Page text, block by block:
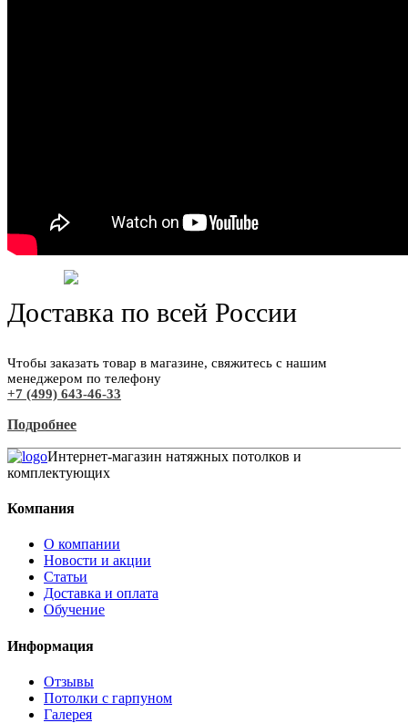
Доставка по всей России
Чтобы заказать товар в магазине, свяжитесь с нашим
менеджером по телефону
+7 (499) 643-46-33
Подробнее
Интернет-магазин натяжных потолков и
комплектующих
Компания
О компании
Новости и акции
Статьи
Доставка и оплата
Обучение
Информация
Отзывы
Потолки с гарпуном
Галерея